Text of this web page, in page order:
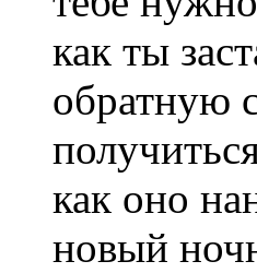
как ты
обратную
как оно
новый